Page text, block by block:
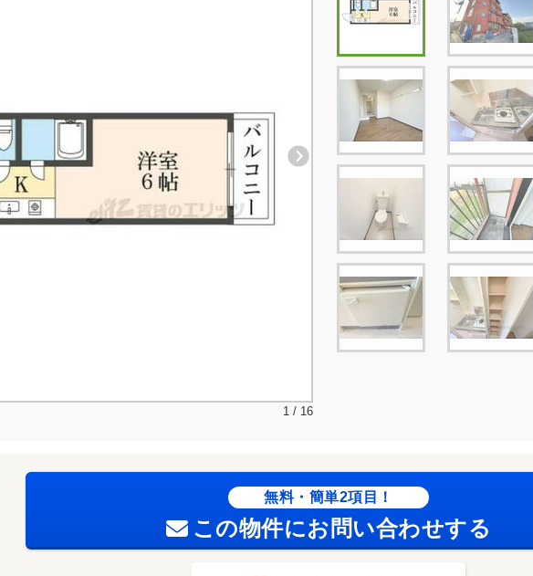
1 / 16
無料・簡単2項目！
この物件にお問い合わせする